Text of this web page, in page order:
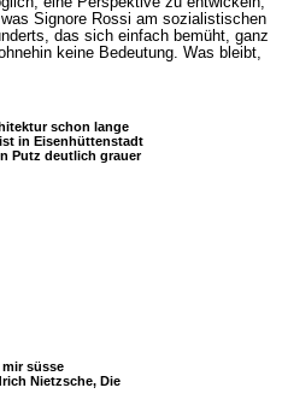
Signore Rossi am sozialistischen
das sich einfach bemüht, ganz
keine Bedeutung. Was bleibt,
schon lange
in Eisenhüttenstadt
Putz deutlich grauer
süsse
Nietzsche, Die